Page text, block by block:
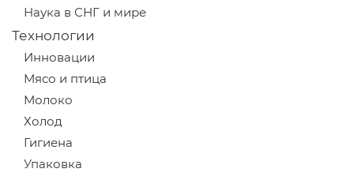
Наука в СНГ и мире
Технологии
Инновации
Мясо и птица
Молоко
Холод
Гигиена
Упаковка